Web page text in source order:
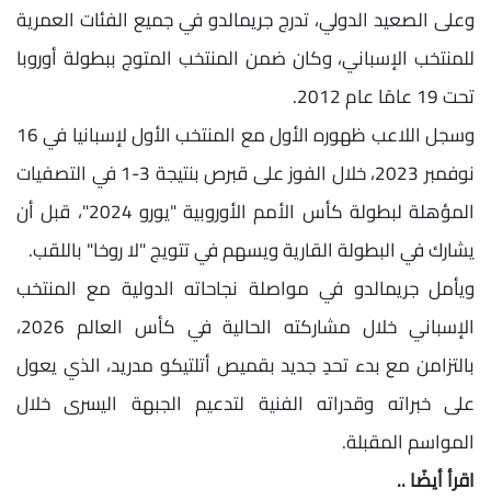
وعلى الصعيد الدولي، تدرج جريمالدو في جميع الفئات العمرية
للمنتخب الإسباني، وكان ضمن المنتخب المتوج ببطولة أوروبا
تحت 19 عامًا عام 2012.
وسجل اللاعب ظهوره الأول مع المنتخب الأول لإسبانيا في 16
نوفمبر 2023، خلال الفوز على قبرص بنتيجة 3-1 في التصفيات
المؤهلة لبطولة كأس الأمم الأوروبية "يورو 2024"، قبل أن
يشارك في البطولة القارية ويسهم في تتويج "لا روخا" باللقب.
ويأمل جريمالدو في مواصلة نجاحاته الدولية مع المنتخب
الإسباني خلال مشاركته الحالية في كأس العالم 2026،
بالتزامن مع بدء تحدٍ جديد بقميص أتلتيكو مدريد، الذي يعول
على خبراته وقدراته الفنية لتدعيم الجبهة اليسرى خلال
المواسم المقبلة.
اقرأ أيضًا ..